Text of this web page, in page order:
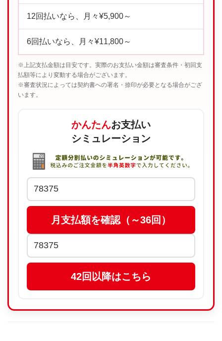
12回払いなら、月々¥5,900～
6回払いなら、月々¥11,800～
※上記支払金額は目安です。実際のお支払い金額は審査条件・初回支
払額等により変動する場合がございます。
※審査状況によっては契約書への署名・捺印が必要となる場合がござ
います。
かんたんお支払い
シミュレーション